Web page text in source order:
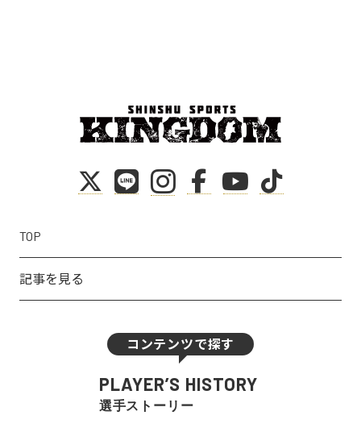
TOP
記事を見る
コンテンツで探す
PLAYER’S HISTORY
選手ストーリー